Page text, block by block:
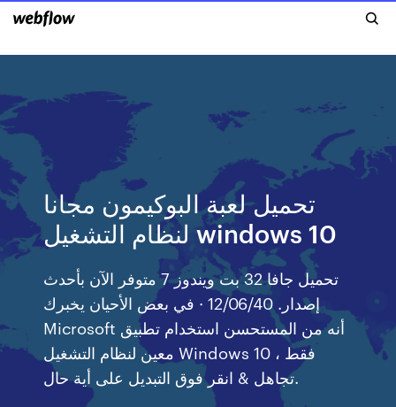
تحميل لعبة البوكيمون مجانا
لنظام التشغيل windows 10
تحميل جافا 32 بت ويندوز 7 متوفر الآن بأحدث
إصدار. 12/06/40 · في بعض الأحيان يخبرك
Microsoft أنه من المستحسن استخدام تطبيق
معين لنظام التشغيل Windows 10 ، فقط
تجاهل & انقر فوق التبديل على أية حال.